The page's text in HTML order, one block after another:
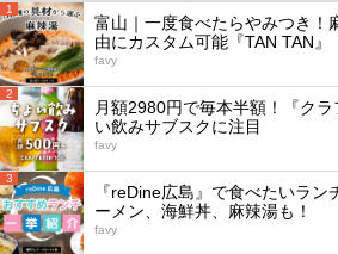
1
富山｜一度食べたらやみつき！
由にカスタム可能『TAN TAN』
favy
2
月額2980円で毎本半額！『ク
い飲みサブスクに注目
favy
3
『reDine広島』で食べたいラ
ーメン、海鮮丼、麻辣湯も！
favy